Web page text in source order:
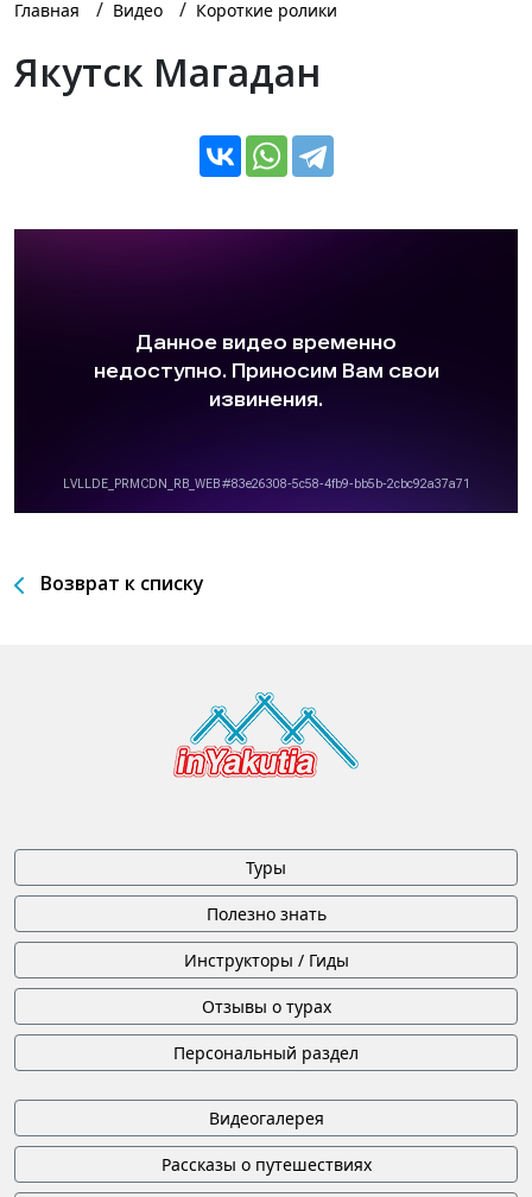
Главная / Видео / Короткие ролики
Якутск Магадан
Возврат к списку
Туры
Полезно знать
Инструкторы / Гиды
Отзывы о турах
Персональный раздел
Видеогалерея
Рассказы о путешествиях